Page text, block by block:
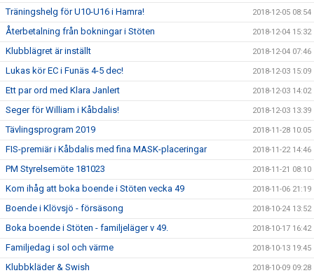
Träningshelg för U10-U16 i Hamra! 2018-12-05 08:54
Återbetalning från bokningar i Stöten 2018-12-04 15:32
Klubblägret är inställt 2018-12-04 07:46
Lukas kör EC i Funäs 4-5 dec! 2018-12-03 15:09
Ett par ord med Klara Janlert 2018-12-03 14:02
Seger för William i Kåbdalis! 2018-12-03 13:39
Tävlingsprogram 2019 2018-11-28 10:05
FIS-premiär i Kåbdalis med fina MASK-placeringar 2018-11-22 14:46
PM Styrelsemöte 181023 2018-11-21 08:10
Kom ihåg att boka boende i Stöten vecka 49 2018-11-06 21:19
Boende i Klövsjö - försäsong 2018-10-24 13:52
Boka boende i Stöten - familjeläger v 49. 2018-10-17 16:42
Familjedag i sol och värme 2018-10-13 19:45
Klubbkläder & Swish 2018-10-09 09:28